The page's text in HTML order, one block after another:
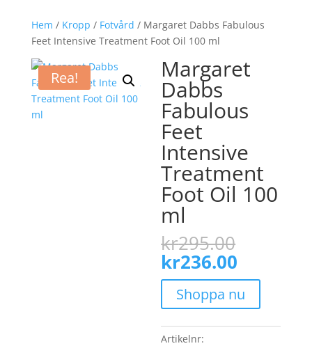
Hem / Kropp / Fotvård / Margaret Dabbs Fabulous
Feet Intensive Treatment Foot Oil 100 ml
Rea! Margaret
Dabbs
Fabulous
Feet
Intensive
Treatment
Foot Oil 100
ml
kr295.00
priset
var:
kr236.00
priset
är:
Shoppa nu
Artikelnr: